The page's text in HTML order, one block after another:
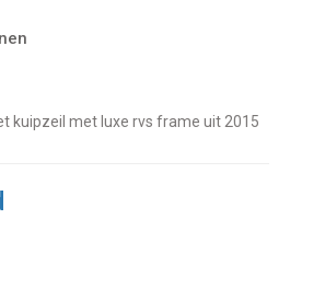
kuipzeil met luxe rvs frame uit 2015